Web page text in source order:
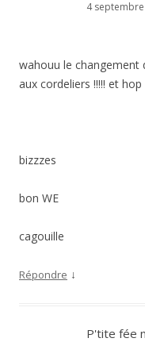
4
wahouu le changement
aux cordeliers !!!!! et hop
bizzzes
bon WE
cagouille
Répondre ↓
P'tite fée